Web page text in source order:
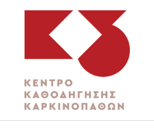
K3
ΚΕΝΤΡΟ ΚΑΘΟΔΗΓΗΣΗΣ